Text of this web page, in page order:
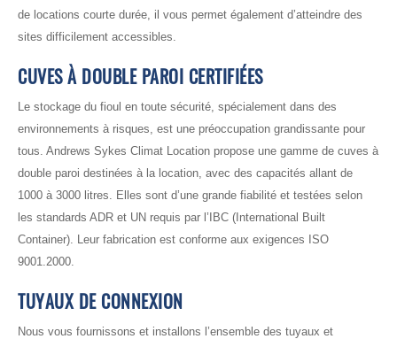
de locations courte durée, il vous permet également d’atteindre des
sites difficilement accessibles.
CUVES À DOUBLE PAROI CERTIFIÉES
Le stockage du fioul en toute sécurité, spécialement dans des
environnements à risques, est une préoccupation grandissante pour
tous. Andrews Sykes Climat Location propose une gamme de cuves à
double paroi destinées à la location, avec des capacités allant de
1000 à 3000 litres. Elles sont d’une grande fiabilité et testées selon
les standards ADR et UN requis par l’IBC (International Built
Container). Leur fabrication est conforme aux exigences ISO
9001.2000.
TUYAUX DE CONNEXION
Nous vous fournissons et installons l’ensemble des tuyaux et